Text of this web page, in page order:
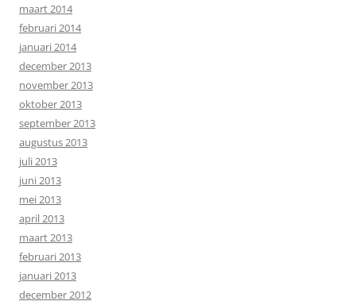
maart 2014
februari 2014
januari 2014
december 2013
november 2013
oktober 2013
september 2013
augustus 2013
juli 2013
juni 2013
mei 2013
april 2013
maart 2013
februari 2013
januari 2013
december 2012